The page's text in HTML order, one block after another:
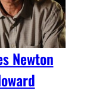
Newton